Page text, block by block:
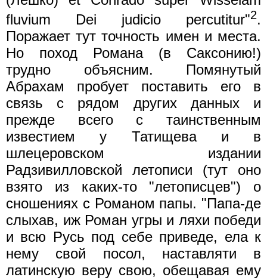
fluvium Dei judicio percutitur"2.
Поражает тут точность имен и места.
Но поход Романа (в Саксонию!)
трудно объясним. Помянутый
Абрахам пробует поставить его в
связь с рядом других данных и
прежде всего с таинственным
известием у Татищева и в
шлецеровском издании
Радзивилловской летописи (тут оно
взято из каких-то "летописцев") о
сношениях с Романом папы. "Папа-де
слыхав, иж Роман угры и ляхи победи
и всю Русь под себе приведе, ела к
нему свой посол, наставляти в
латинскую веру свою, обещавая ему